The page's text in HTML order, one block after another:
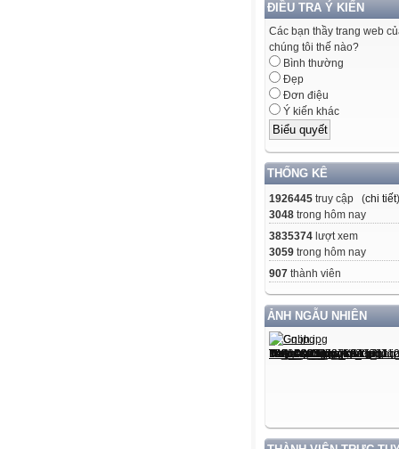
ĐIỀU TRA Ý KIẾN
Các bạn thầy trang web
chúng tôi thế nào?
Bình thường
Đẹp
Đơn điệu
Ý kiến khác
THỐNG KÊ
1926445 truy cập (chi tiết)
3048 trong hôm nay
3835374 lượt xem
3059 trong hôm nay
907 thành viên
ẢNH NGẪU NHIÊN